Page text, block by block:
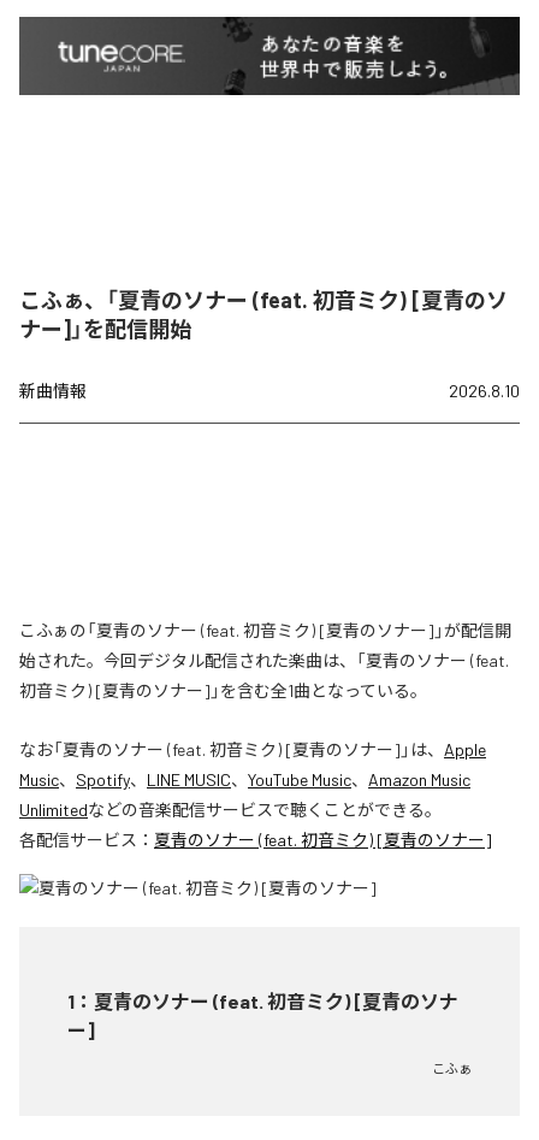
こふぁ、「夏青のソナー (feat. 初音ミク) [夏青のソ
ナー]」を配信開始
新曲情報 2026.8.10
こふぁの「夏青のソナー (feat. 初音ミク) [夏青のソナー]」が配信開
始された。今回デジタル配信された楽曲は、「夏青のソナー (feat.
初音ミク) [夏青のソナー]」を含む全1曲となっている。
なお「夏青のソナー (feat. 初音ミク) [夏青のソナー] 」は、 Apple
Music、 Spotify、 LINE MUSIC、 YouTube Music、 Amazon Music
Unlimitedなどの音楽配信サービスで聴くことができる。
各配信サービス： 夏青のソナー (feat. 初音ミク) [夏青のソナー]
1 ： 夏青のソナー (feat. 初音ミク) [夏青のソナ
ー]
こふぁ